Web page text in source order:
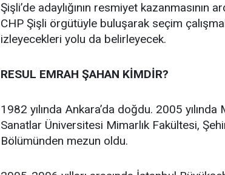
Şişli’de adaylığının resmiyet kazanmasının
CHP Şişli örgütüyle buluşarak seçim
izleyecekleri yolu da belirleyecek.
RESUL EMRAH ŞAHAN KİMDİR?
1982 yılında Ankara’da doğdu. 2005
Sanatlar Üniversitesi Mimarlık Fakültesi,
Bölümünden mezun oldu.